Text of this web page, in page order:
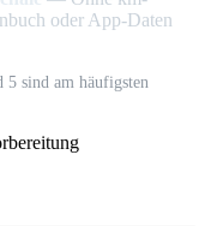
oder App-Daten
5 sind am häufigsten